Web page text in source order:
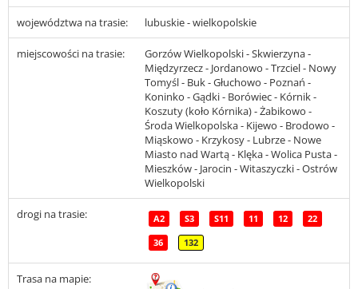
województwa na trasie: lubuskie - wielkopolskie
miejscowości na trasie:
Gorzów Wielkopolski - Skwierzyna -
Międzyrzecz - Jordanowo - Trzciel - Nowy
Tomyśl - Buk - Głuchowo - Poznań -
Koninko - Gądki - Borówiec - Kórnik -
Koszuty (koło Kórnika) - Żabikowo -
Środa Wielkopolska - Kijewo - Brodowo -
Miąskowo - Krzykosy - Lubrze - Nowe
Miasto nad Wartą - Klęka - Wolica Pusta -
Mieszków - Jarocin - Witaszyczki - Ostrów
Wielkopolski
drogi na trasie: A2 S3 S11 11 12 22
36 132
Trasa na mapie: